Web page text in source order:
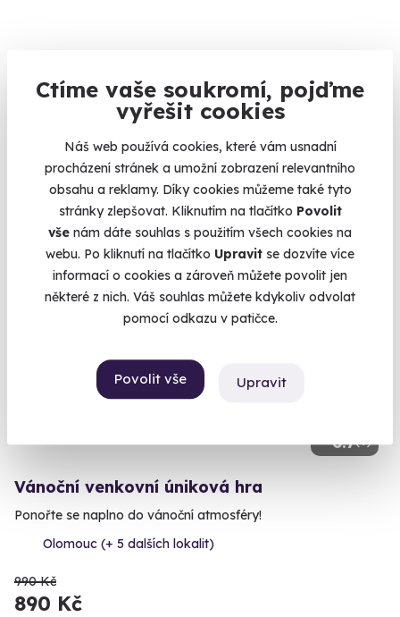
Ctíme vaše soukromí, pojďme
vyřešit cookies
Náš web používá cookies, které vám usnadní
procházení stránek a umožní zobrazení relevantního
obsahu a reklamy. Díky cookies můžeme také tyto
stránky zlepšovat. Kliknutím na tlačítko Povolit
vše nám dáte souhlas s použitím všech cookies na
webu. Po kliknutí na tlačítko Upravit se dozvíte více
informací o cookies a zároveň můžete povolit jen
některé z nich. Váš souhlas můžete kdykoliv odvolat
pomocí odkazu v patičce.
Povolit vše Upravit
Venkovní úniková hra: Tajemný podezřelý
Odhalte pravdu ukrytou v ulicích města.
Olomouc (+ 6 dalších lokalit)
1 190 Kč
6.7
Volný termín už 08. 08. 2026
Vánoční venkovní úniková hra
Ponořte se naplno do vánoční atmosféry!
Olomouc (+ 5 dalších lokalit)
990 Kč
890 Kč